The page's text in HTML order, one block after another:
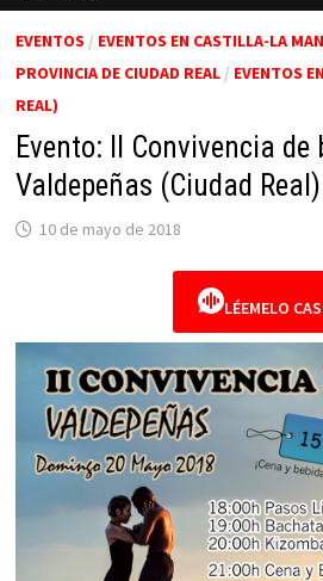
EVENTOS / EVENTOS EN CASTILLA-LA
PROVINCIA DE CIUDAD REAL/ EVENTOS
REAL)
Evento: II Convivencia de
Valdepeñas (Ciudad Real)
10 de mayo de 2018
LÉEMELO